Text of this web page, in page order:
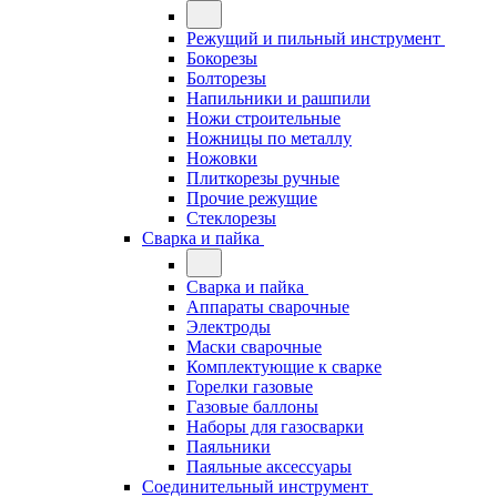
Режущий и пильный инструмент
Бокорезы
Болторезы
Напильники и рашпили
Ножи строительные
Ножницы по металлу
Ножовки
Плиткорезы ручные
Прочие режущие
Стеклорезы
Сварка и пайка
Сварка и пайка
Аппараты сварочные
Электроды
Маски сварочные
Комплектующие к сварке
Горелки газовые
Газовые баллоны
Наборы для газосварки
Паяльники
Паяльные аксессуары
Соединительный инструмент